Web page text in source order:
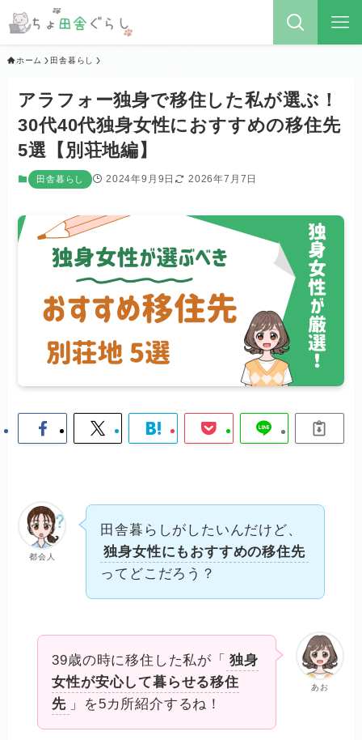
ホーム 田舎暮らし
アラフォー独身で移住した私が選ぶ！
30代40代独身女性におすすめの移住先
5選【別荘地編】
田舎暮らし 2024年9月9日 2026年7月7日
都会人
田舎暮らしがしたいんだけど、
独身女性にもおすすめの移住先
ってどこだろう？
あお
39歳の時に移住した私が「 独身
女性が安心して暮らせる移住
先 」を5カ所紹介するね！